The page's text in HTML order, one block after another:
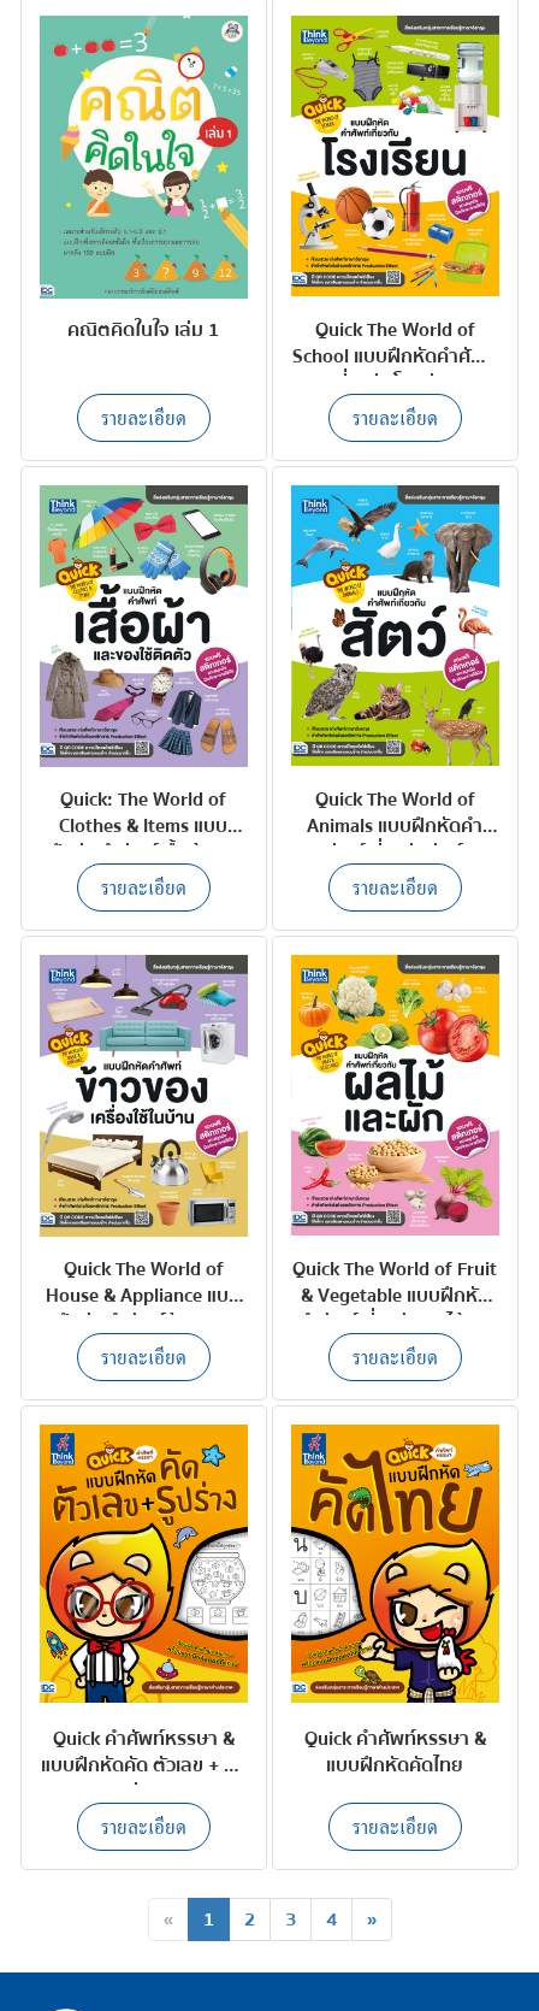
คณิตคิดในใจ เล่ม 1
รายละเอียด
Quick The World of
School แบบฝึกหัดคำศัพท์
เกี่ยวกับโรงเรียน
รายละเอียด
Quick: The World of
Clothes & Items แบบ
ฝึกหัดคำศัพท์เสื้อผ้าและ
ของใช้ติดตัว
รายละเอียด
Quick The World of
Animals แบบฝึกหัดคำ
ศัพท์เกี่ยวกับสัตว์
รายละเอียด
Quick The World of
House & Appliance แบบ
ฝึกหัดคำศัพท์ข้าวของ
เครื่องใช้ในบ้าน
รายละเอียด
Quick The World of Fruit
& Vegetable แบบฝึกหัด
คำศัพท์เกี่ยวกับผลไม้และ
ผัก
รายละเอียด
Quick คำศัพท์หรรษา &
แบบฝึกหัดคัด ตัวเลข + รูป
ร่าง
รายละเอียด
Quick คำศัพท์หรรษา &
แบบฝึกหัดคัดไทย
รายละเอียด
« 1 2 3 4 »